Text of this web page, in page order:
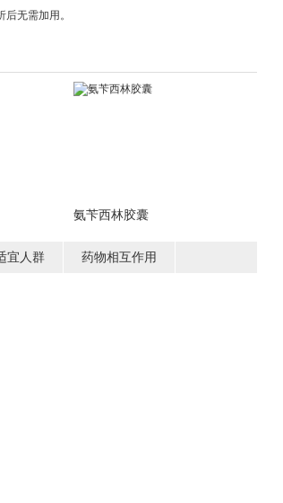
无需加用。
氨苄西林胶囊
宜人群 药物相互作用